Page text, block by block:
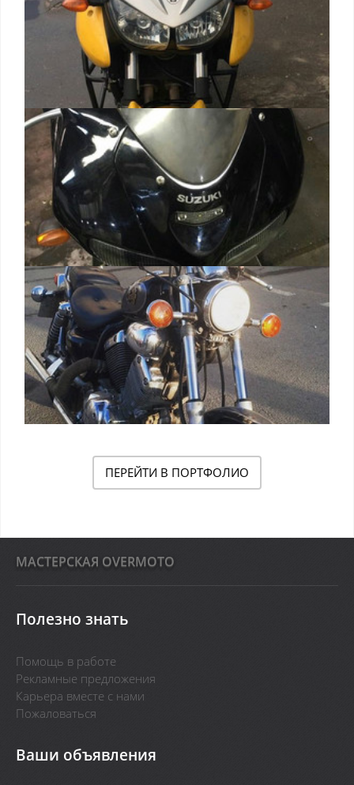
ПЕРЕЙТИ В ПОРТФОЛИО
MАСТЕРСКАЯ OVERMOTO
Полезно знать
Помощь в работе
Рекламные предложения
Карьера вместе с нами
Пожаловаться
Ваши объявления